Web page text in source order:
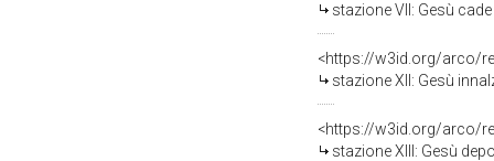
stazione VII: Gesù
<https://w3id.org/arco/
stazione XII: Gesù
<https://w3id.org/arco/
stazione XIII: Gesù